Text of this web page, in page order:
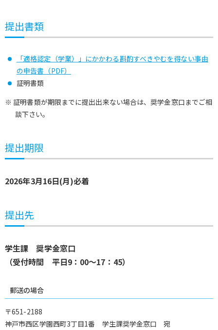
提出書類
「適格認定（学業）」にかかわる斟酌すべきやむを得ない事由
の申告書（PDF）
証明書類
※ 証明書類が期限までに提出出来ない場合は、奨学金窓口までご相
談下さい。
提出期限
2026年3月16日(月)必着
提出先
学生課 奨学金窓口
（受付時間 平日9：00～17：45）
郵送の場合
〒651-2188
神戸市西区学園西町3丁目1番 学生課奨学金窓口 宛